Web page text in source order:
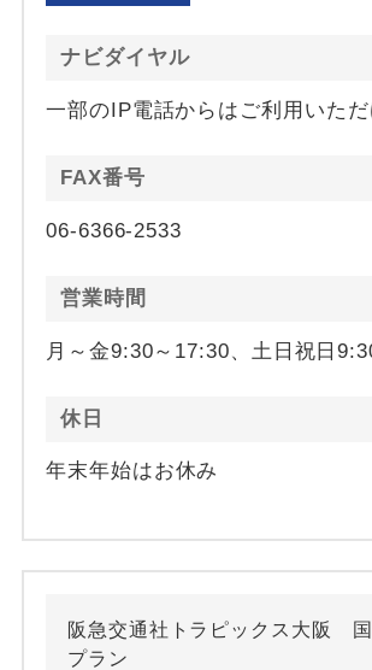
ナビダイヤル
一部のIP電話からはご利用いただ
FAX番号
06-6366-2533
営業時間
月～金9:30～17:30、土日祝日
休日
年末年始はお休み
阪急交通社トラピックス大阪
プラン